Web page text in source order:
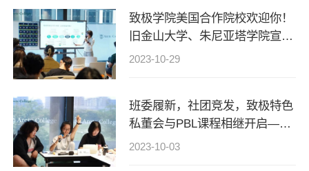
致极学院美国合作院校欢迎你！
旧金山大学、朱尼亚塔学院宣讲
会圆满举办
2023-10-29
班委履新，社团竞发，致极特色
私董会与PBL课程相继开启——
我们开学满月啦！
2023-10-03